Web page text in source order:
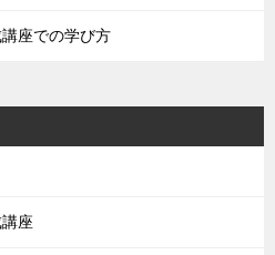
座での学び方
座